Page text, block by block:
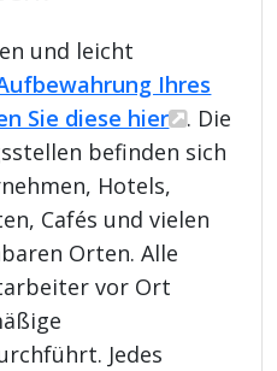
und leicht
Ihres
Sie diese hier
. Die
befinden sich
Hotels,
Cafés und vielen
Orten. Alle
vor Ort
Jedes